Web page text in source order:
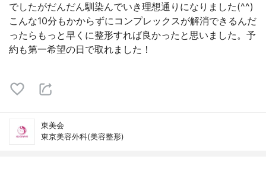
でしたがだんだん馴染んでいき理想通りになりました(^^)
こんな10分もかからずにコンプレックスが解消できるんだ
ったらもっと早くに整形すれば良かったと思いました。予
約も第一希望の日で取れました！
東美会
東京美容外科(美容整形)